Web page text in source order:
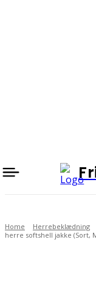
Home Herrebeklædning
herre softshell jakke (Sort,